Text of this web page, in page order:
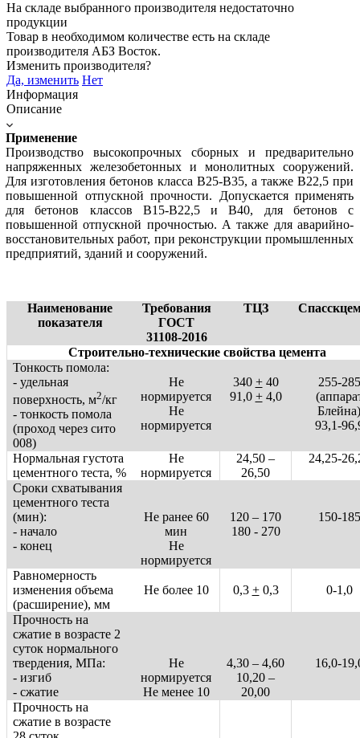
На складе выбранного производителя недостаточно
продукции
Товар в необходимом количестве есть на складе
производителя АБЗ Восток.
Изменить производителя?
Да, изменить Нет
Информация
Описание
Применение
Производство высокопрочных сборных и предварительно
напряженных железобетонных и монолитных сооружений.
Для изготовления бетонов класса В25-В35, а также В22,5 при
повышенной отпускной прочности. Допускается применять
для бетонов классов В15-В22,5 и В40, для бетонов с
повышенной отпускной прочностью. А также для аварийно-
восстановительных работ, при реконструкции промышленных
предприятий, зданий и сооружений.
Наименование
показателя
Требования
ГОСТ
31108-2016
ТЦЗ
Строительно-технические свойства цемента
Тонкость помола:
- удельная
поверхность, м2/кг
- тонкость помола
(проход через сито
008)
Не
нормируется
Не
нормируется
340 +40
91,0 +4,0
255-285
Блейна)
93,1-
Нормальная густота
цементного теста, %
Не
нормируется
24,50 –
26,50
24,25-
Сроки схватывания
цементного теста
(мин):
- начало
- конец
Не ранее 60
мин
Не
нормируется
120 – 170
180 - 270
150-185
Равномерность
изменения объема
(расширение), мм
Не более 10 0,3 +0,3 0-1,0
Прочность на
сжатие в возрасте 2
суток нормального
твердения, МПа:
- изгиб
- сжатие
Не
нормируется
Не менее 10
4,30 – 4,60
10,20 –
20,00
16,0-
Прочность на
сжатие в возрасте